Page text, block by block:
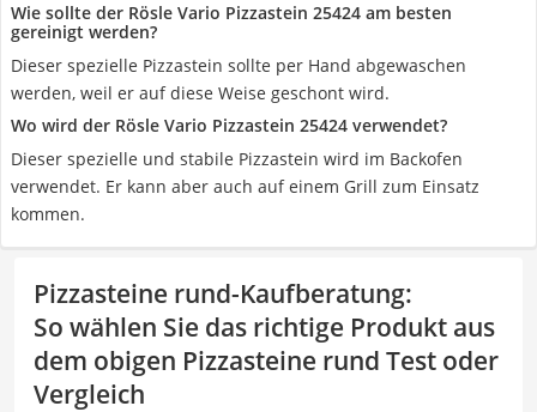
Wie sollte der Rösle Vario Pizzastein 25424 am besten
gereinigt werden?
Dieser spezielle Pizzastein sollte per Hand abgewaschen
werden, weil er auf diese Weise geschont wird.
Wo wird der Rösle Vario Pizzastein 25424 verwendet?
Dieser spezielle und stabile Pizzastein wird im Backofen
verwendet. Er kann aber auch auf einem Grill zum Einsatz
kommen.
Pizzasteine rund-Kaufberatung:
So wählen Sie das richtige Produkt aus
dem obigen Pizzasteine rund Test oder
Vergleich